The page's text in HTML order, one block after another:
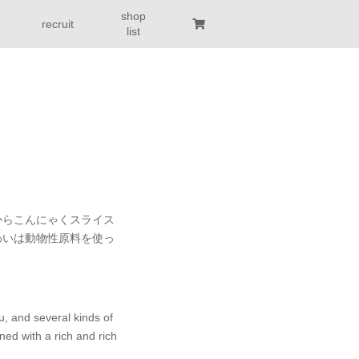
recruit
shop
list
こんにゃくスライス
は動物性原料を使っ
and several kinds of
with a rich and rich